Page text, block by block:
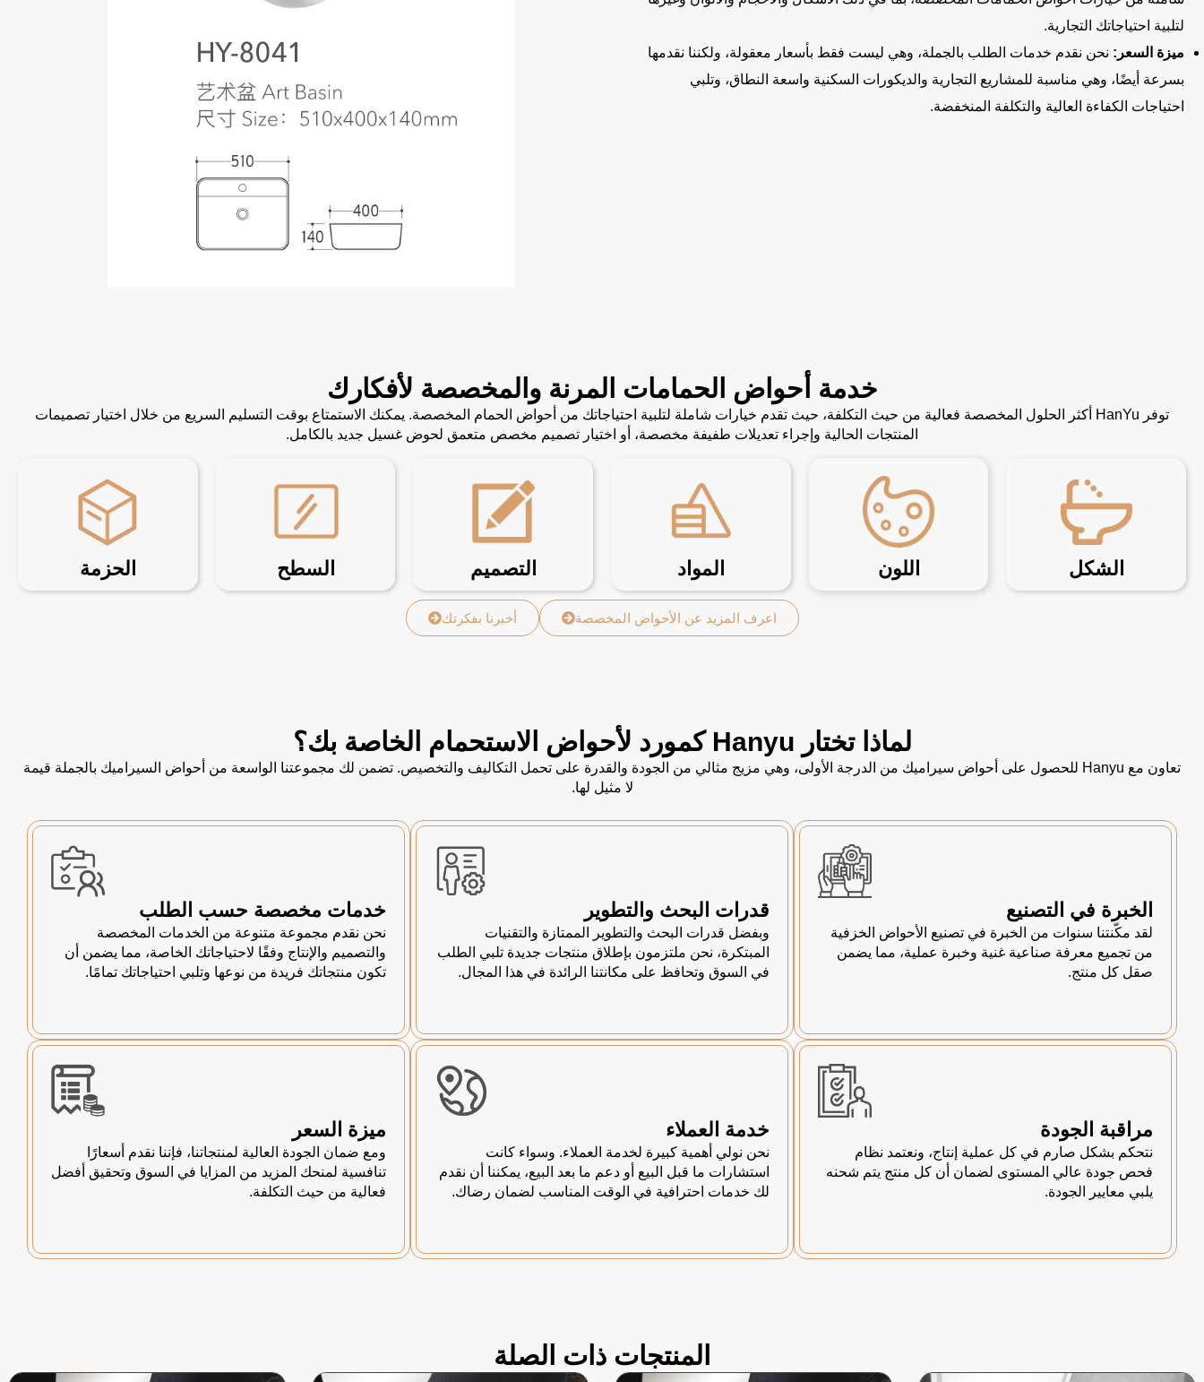
لتلبية احتياجاتك التجارية.
ميزة السعر: نحن نقدم خدمات الطلب بالجملة، وهي ليست فقط بأسعار معقولة، ولكننا نقدمها
بسرعة أيضًا، وهي مناسبة للمشاريع التجارية والديكورات السكنية واسعة النطاق، وتلبي
احتياجات الكفاءة العالية والتكلفة المنخفضة.
خدمة أحواض الحمامات المرنة والمخصصة لأفكارك
توفر HanYu أكثر الحلول المخصصة فعالية من حيث التكلفة، حيث تقدم خيارات شاملة لتلبية احتياجاتك من أحواض الحمام المخصصة. يمكنك الاستمتاع بوقت التسليم السريع من خلال اختيار تصميمات
المنتجات الحالية وإجراء تعديلات طفيفة مخصصة، أو اختيار تصميم مخصص متعمق لحوض غسيل جديد بالكامل.
الشكل اللون المواد التصميم السطح الحزمة
اعرف المزيد عن الأحواض المخصصة أخبرنا بفكرتك
لماذا تختار Hanyu كمورد لأحواض الاستحمام الخاصة بك؟
تعاون مع Hanyu للحصول على أحواض سيراميك من الدرجة الأولى، وهي مزيج مثالي من الجودة والقدرة على تحمل التكاليف والتخصيص. تضمن لك مجموعتنا الواسعة من أحواض السيراميك بالجملة قيمة
لا مثيل لها.
الخبرة في التصنيع
لقد مكّنتنا سنوات من الخبرة في تصنيع الأحواض الخزفية
من تجميع معرفة صناعية غنية وخبرة عملية، مما يضمن
صقل كل منتج.
قدرات البحث والتطوير
وبفضل قدرات البحث والتطوير الممتازة والتقنيات
المبتكرة، نحن ملتزمون بإطلاق منتجات جديدة تلبي الطلب
في السوق وتحافظ على مكانتنا الرائدة في هذا المجال.
خدمات مخصصة حسب الطلب
نحن نقدم مجموعة متنوعة من الخدمات المخصصة
والتصميم والإنتاج وفقًا لاحتياجاتك الخاصة، مما يضمن أن
تكون منتجاتك فريدة من نوعها وتلبي احتياجاتك تمامًا.
مراقبة الجودة
نتحكم بشكل صارم في كل عملية إنتاج، ونعتمد نظام
فحص جودة عالي المستوى لضمان أن كل منتج يتم شحنه
يلبي معايير الجودة.
خدمة العملاء
نحن نولي أهمية كبيرة لخدمة العملاء. وسواء كانت
استشارات ما قبل البيع أو دعم ما بعد البيع، يمكننا أن نقدم
لك خدمات احترافية في الوقت المناسب لضمان رضاك.
ميزة السعر
ومع ضمان الجودة العالية لمنتجاتنا، فإننا نقدم أسعارًا
تنافسية لمنحك المزيد من المزايا في السوق وتحقيق أفضل
فعالية من حيث التكلفة.
المنتجات ذات الصلة